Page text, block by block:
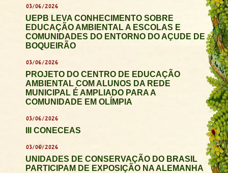
03/06/2026
UEPB LEVA CONHECIMENTO SOBRE
EDUCAÇÃO AMBIENTAL A ESCOLAS E
COMUNIDADES DO ENTORNO DO AÇUDE DE
BOQUEIRÃO
03/06/2026
PROJETO DO CENTRO DE EDUCAÇÃO
AMBIENTAL COM ALUNOS DA REDE
MUNICIPAL É AMPLIADO PARA A
COMUNIDADE EM OLÍMPIA
03/06/2026
III CONECEAS
03/06/2026
UNIDADES DE CONSERVAÇÃO DO BRASIL
PARTICIPAM DE EXPOSIÇÃO NA ALEMANHA